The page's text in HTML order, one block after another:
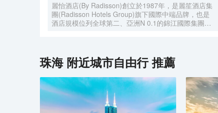
麗怡酒店(By Radisson)創立於1987年，是麗笙酒店集
團(Radisson Hotels Group)旗下國際中端品牌，也是
酒店規模位列全球第二、亞洲N 0.1的錦江國際集團旗
情侶路，日月貝，珠海市政府等商圈，距離珠海站，明
珠站打車約20分鐘，周邊永旺超市，揚名廣場，購物
中心，美食購物，一應俱全， 麗怡酒店提供乾淨的住
宿環境和舒適温馨多種房型，滿足您的不同需求，大堂
設置了歡迎角、休閒區，店內WIFI公共區域全覆蓋且
配套設施齊全，設有餐廳、洗衣房及健身房(24小時服
務)等，是您商務、旅遊、會展、休閒的理想選擇
珠海附近城市自由行 推薦